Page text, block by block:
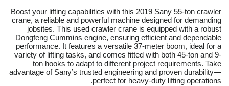
Boost your lifting capabilities with this 2019 Sany 55-ton crawler
crane, a reliable and powerful machine designed for demanding
jobsites. This used crawler crane is equipped with a robust
Dongfeng Cummins engine, ensuring efficient and dependable
performance. It features a versatile 37-meter boom, ideal for a
variety of lifting tasks, and comes fitted with both 45-ton and 9-
ton hooks to adapt to different project requirements. Take
advantage of Sany’s trusted engineering and proven durability—
perfect for heavy-duty lifting operations.